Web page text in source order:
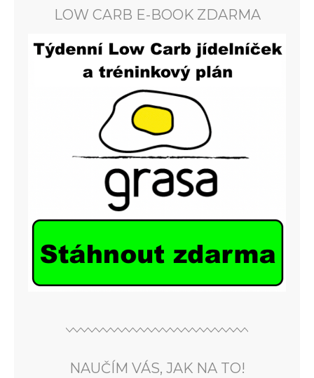
LOW CARB E-BOOK ZDARMA
NAUČÍM VÁS, JAK NA TO!